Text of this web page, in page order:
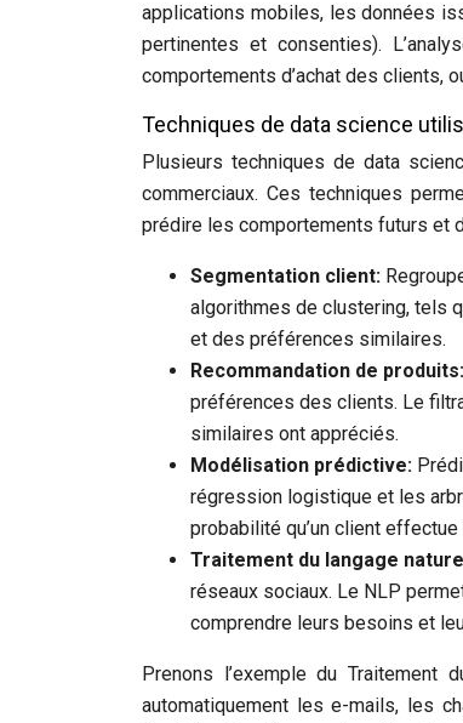
applications mobiles, les données
pertinentes et consenties).
comportements d’achat des clients,
Techniques de data science
Plusieurs techniques de data
commerciaux. Ces techniques
prédire les comportements futurs et
Segmentation client:
algorithmes de clustering, tels
et des préférences similaires.
Recommandation de produits:
préférences des clients. Le
similaires ont appréciés.
Modélisation prédictive:
régression logistique et les
probabilité qu’un client
Traitement du langage
réseaux sociaux. Le NLP
comprendre leurs besoins et
Prenons l’exemple du Traitement
automatiquement les e-mails, les